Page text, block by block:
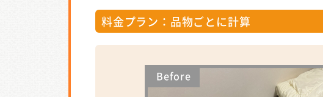
料金プラン：品物ごとに計算